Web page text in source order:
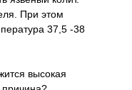
При этом
37,5 -38
высокая